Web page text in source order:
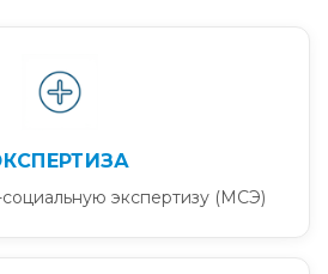
экспертизу (МСЭ)